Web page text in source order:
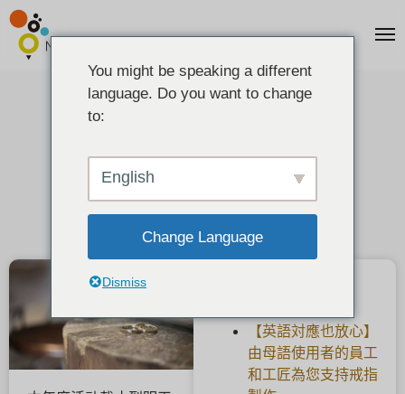
關於除夕與元旦連假
【英語対應也放心】
由母語使用者的員工
和工匠為您支持戒指
You might be speaking a different
language. Do you want to change
to:
English
Change Language
Dismiss